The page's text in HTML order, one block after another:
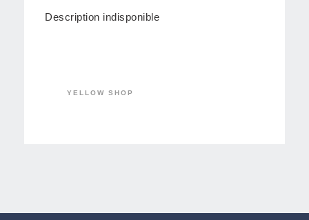
Description indisponible
YELLOW SHOP